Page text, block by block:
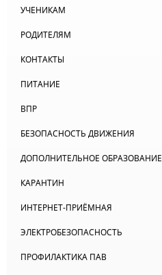
УЧЕНИКАМ
РОДИТЕЛЯМ
КОНТАКТЫ
ПИТАНИЕ
ВПР
БЕЗОПАСНОСТЬ ДВИЖЕНИЯ
ДОПОЛНИТЕЛЬНОЕ ОБРАЗОВАНИЕ
КАРАНТИН
ИНТЕРНЕТ-ПРИЁМНАЯ
ЭЛЕКТРОБЕЗОПАСНОСТЬ
ПРОФИЛАКТИКА ПАВ